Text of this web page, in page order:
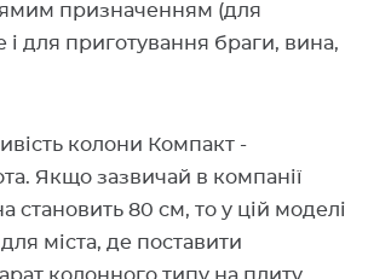
призначенням (для
і для приготування браги, вина,
колони Компакт -
Якщо зазвичай в компанії
становить 80 см, то у цій моделі
міста, де поставити